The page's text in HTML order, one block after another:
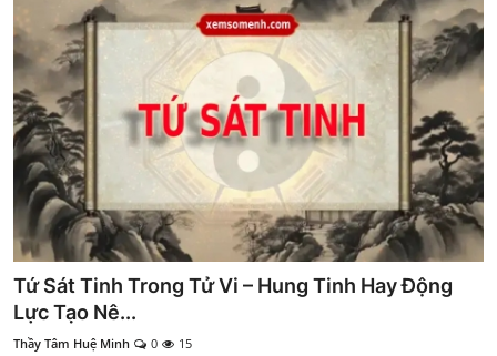
Tứ Sát Tinh Trong Tử Vi – Hung Tinh Hay Động
Lực Tạo Nê...
Thầy Tâm Huệ Minh 0 15